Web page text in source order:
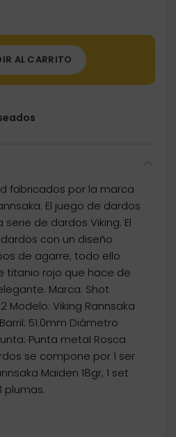
AL CARRITO
fabricados por la marca
El juego de dardos
de dardos Viking. El
con un diseño
de agarre, todo ello
titanio rojo que hace de
Marca: Shot
Modelo: Viking Rannsaka
51.0mm Diámetro
Punta metal Rosca
se compone por 1 ser
Maiden 18gr, 1 set
plumas.